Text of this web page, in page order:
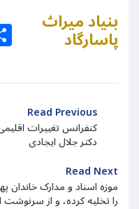
Share
بنیاد میراث
پاسارگاد
Read Previous
دکتر جلال ایجادی
Read Next
موزه اسناد و مدارک خاندان
را تخلیه کرده، و از